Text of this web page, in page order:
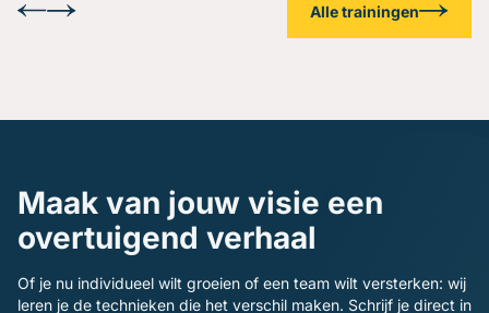
Alle trainingen
Maak van jouw visie een
overtuigend verhaal
Of je nu individueel wilt groeien of een team wilt versterken: wij
leren je de technieken die het verschil maken. Schrijf je direct in